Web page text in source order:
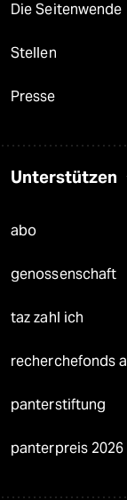
Die Seitenwende
Stellen
Presse
Unterstützen
abo
genossenschaft
taz zahl ich
recherchefonds
panterstiftung
panterpreis 2026